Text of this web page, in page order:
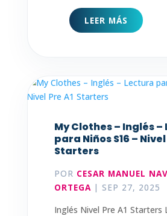
LEER MÁS
My Clothes – Inglés
para Niños S16 – Nivel
Starters
POR CESAR MANUEL
ORTEGA| SEP 27, 2025
Inglés Nivel Pre A1 Starters